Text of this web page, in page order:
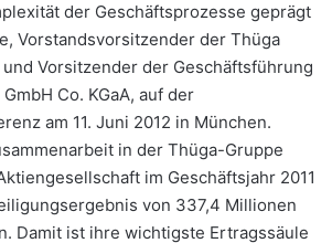
der Geschäftsprozesse geprägt
Vorstandsvorsitzender der Thüga
Vorsitzender der Geschäftsführung
Co. KGaA, auf der
am 11. Juni 2012 in München.
in der Thüga-Gruppe
im Geschäftsjahr 2011
von 337,4 Millionen
Damit ist ihre wichtigste Ertragssäule